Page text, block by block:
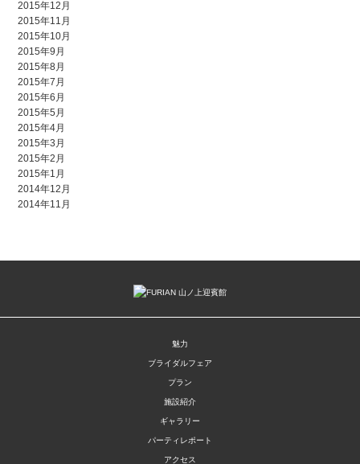
2015年12月
2015年11月
2015年10月
2015年9月
2015年8月
2015年7月
2015年6月
2015年5月
2015年4月
2015年3月
2015年2月
2015年1月
2014年12月
2014年11月
魅力
ブライダルフェア
プラン
施設紹介
ギャラリー
パーティレポート
アクセス